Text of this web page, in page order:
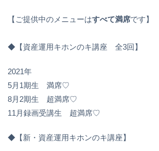
【ご提供中のメニューはすべて満席です】
◆【資産運用キホンのキ講座 全3回】
2021年
5月1期生 満席♡
8月2期生 超満席♡
11月録画受講生 超満席♡
◆【新・資産運用キホンのキ講座】